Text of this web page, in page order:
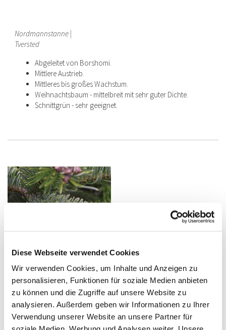
Diese Webseite verwendet Cookies
Wir verwenden Cookies, um Inhalte und Anzeigen zu
personalisieren, Funktionen für soziale Medien anbieten
zu können und die Zugriffe auf unsere Website zu
analysieren. Außerdem geben wir Informationen zu Ihrer
Verwendung unserer Website an unsere Partner für
Nordmannstanne |
Tversted
Abgeleitet von Borshomi.
Mittlere Austrieb.
Mittleres bis großes Wachstum.
Weihnachtsbaum - mittelbreit mit sehr guter Dichte.
Schnittgrün - sehr geeignet.
Abies bornmuelleriana
Abies bornmuelleriana
Bornmuelleriana